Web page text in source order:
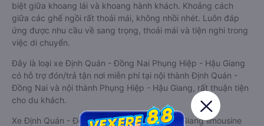
biệt giữa khoang lái và khoang hành khách. Khoảng cách
giữa các ghế ngồi rất thoải mái, không nhồi nhét. Luôn đáp
ứng được nhu cầu về sang trọng, thoải mái và tiện nghi trong
việc di chuyển.
Đây là loại xe Định Quán - Đồng Nai Phụng Hiệp - Hậu Giang
có hỗ trợ đón/trả tận nơi miễn phí tại nội thành Định Quán -
Đồng Nai và nội thành Phụng Hiệp - Hậu Giang, rất thuận tiện
cho du khách.
Xe Định Quán - Đồng Nai Phụng Hiệp - Hậu Giang limousine